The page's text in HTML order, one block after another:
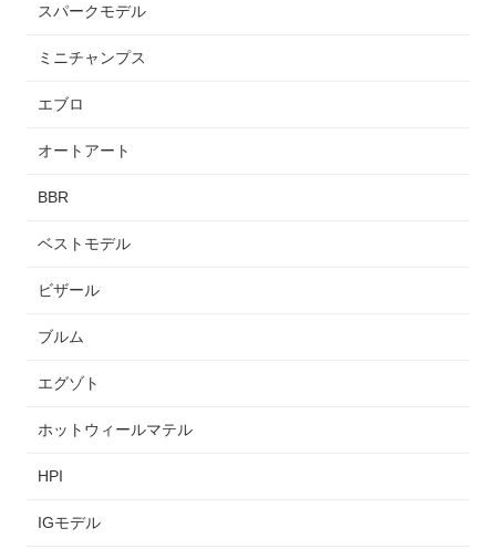
スパークモデル
ミニチャンプス
エブロ
オートアート
BBR
ベストモデル
ビザール
ブルム
エグゾト
ホットウィールマテル
HPI
IGモデル